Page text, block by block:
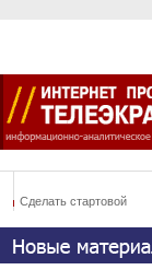
Сделать стартовой